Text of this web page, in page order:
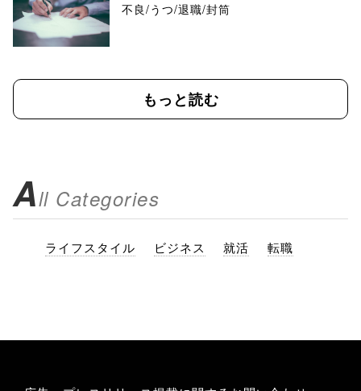
不良/うつ/退職/封筒
もっと読む
All Categories
ライフスタイル ビジネス 就活 転職